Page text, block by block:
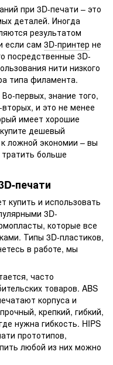
при 3D-печати – это
деталей. Иногда
результатом
если сам 3D-принтер не
посредственные 3D-
нити низкого
типа филамента.
первых, знание того,
и это не менее
имеет хорошие
дешевый
ложной экономии – вы
больше
печати
купить и использовать
3D-
которые все
Типы 3D-пластиков,
в работе, мы
часто
товаров. ABS
корпуса и
крепкий, гибкий,
нужна гибкость. HIPS
прототипов,
любой из них можно